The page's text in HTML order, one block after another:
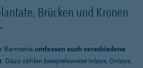
Brücken und Kronen
Barmenia umfassen auch verschiedene
. Dazu zählen beispielsweise Inlays, Onlays,